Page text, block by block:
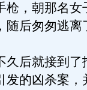
枪，朝那名女
随后匆匆逃离
后就接到了
发的凶杀案，